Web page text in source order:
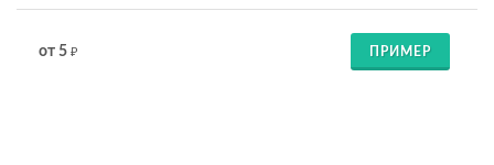
от 5 ₽ ПРИМЕР